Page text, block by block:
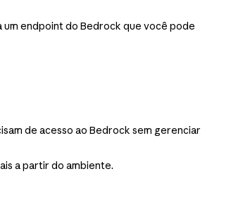
um endpoint do Bedrock que você pode
de acesso ao Bedrock sem gerenciar
a partir do ambiente.